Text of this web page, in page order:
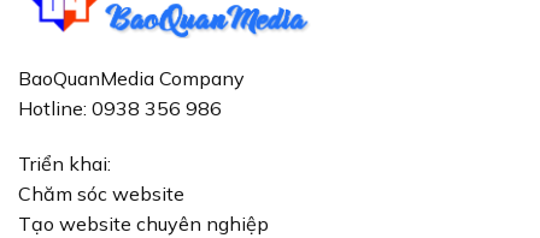
BaoQuanMedia Company
Hotline: 0938 356 986
Triển khai:
Chăm sóc website
Tạo website chuyên nghiệp